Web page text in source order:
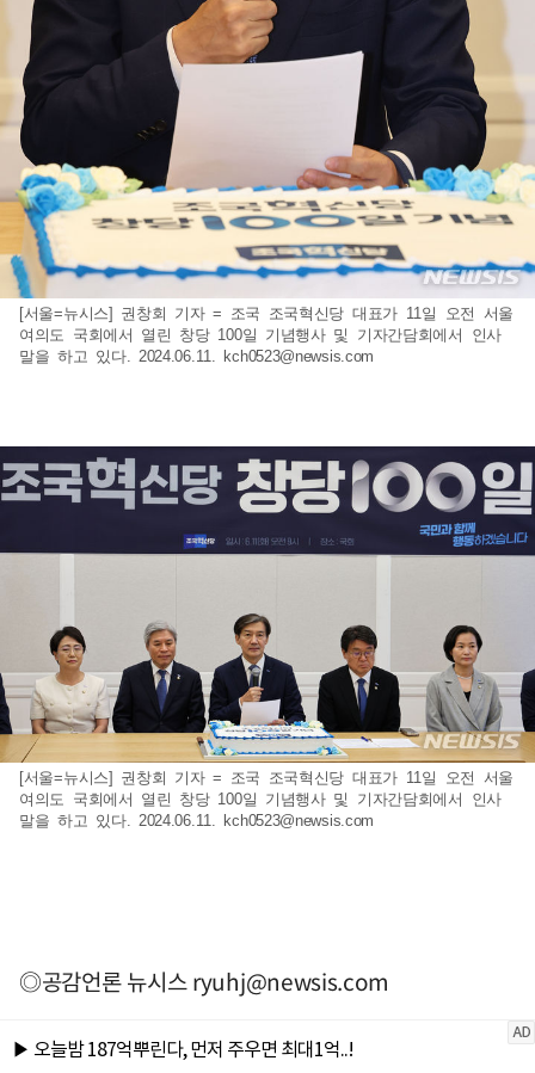
[서울=뉴시스] 권창회 기자 = 조국 조국혁신당 대표가 11일 오전 서울
여의도 국회에서 열린 창당 100일 기념행사 및 기자간담회에서 인사
말을 하고 있다. 2024.06.11. kch0523@newsis.com
[서울=뉴시스] 권창회 기자 = 조국 조국혁신당 대표가 11일 오전 서울
여의도 국회에서 열린 창당 100일 기념행사 및 기자간담회에서 인사
말을 하고 있다. 2024.06.11. kch0523@newsis.com
◎공감언론 뉴시스ryuhj@newsis.com